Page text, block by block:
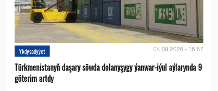
Ykdysadyýet 04.08.2026 - 16:57
Türkmenistanyň daşary söwda dolanyşygy ýanwar-iýul aýlarynda 9
göterim artdy